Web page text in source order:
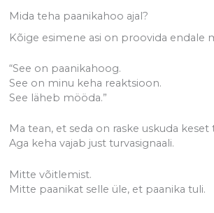
Mida teha paanikahoo ajal?
Kõige esimene asi on proovida endale
“See on paanikahoog.
See on minu keha reaktsioon.
See läheb mööda.”
Ma tean, et seda on raske uskuda
Aga keha vajab just turvasignaali.
Mitte võitlemist.
Mitte paanikat selle üle, et paanika tuli.